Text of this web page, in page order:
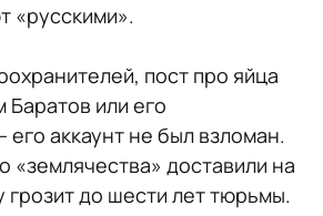
«русскими».
пост про яйца
Баратов или его
аккаунт не был взломан.
«землячества» доставили на
до шести лет тюрьмы.